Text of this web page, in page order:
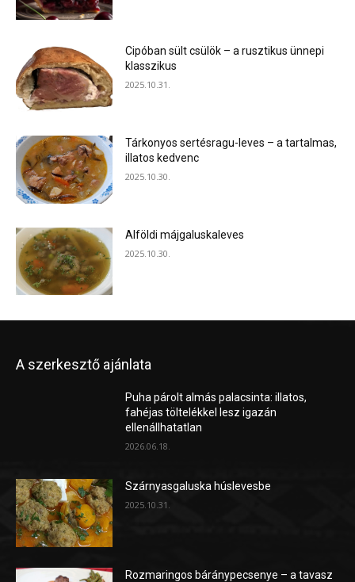
Cipóban sült csülök – a rusztikus ünnepi
klasszikus
2025.10.31.
Tárkonyos sertésragu-leves – a tartalmas,
illatos kedvenc
2025.10.30.
Alföldi májgaluskaleves
2025.10.30.
A szerkesztő ajánlata
Puha párolt almás palacsinta: illatos,
fahéjas töltelékkel lesz igazán
ellenállhatatlan
2026.06.18.
Szárnyasgaluska húslevesbe
2025.10.31.
Rozmaringos báránypecsenye – a tavasz